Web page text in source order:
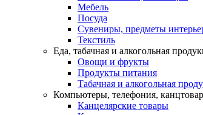
Мебель
Посуда
Сувениры, предметы
Текстиль
Еда, табачная и алкогольная
Овощи и фрукты
Продукты питания
Табачная и алкогольная
Компьютеры, телефония,
Канцелярские товары